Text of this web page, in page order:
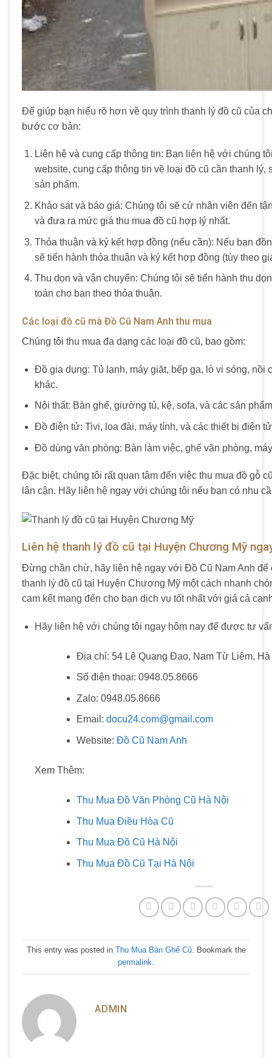
Để giúp bạn hiểu rõ hơn về quy trình thanh lý đồ cũ của
bước cơ bản:
Liên hệ và cung cấp thông tin: Bạn liên hệ với chúng
website, cung cấp thông tin về loại đồ cũ cần thanh lý,
sản phẩm.
Khảo sát và báo giá: Chúng tôi sẽ cử nhân viên đến
và đưa ra mức giá thu mua đồ cũ hợp lý nhất.
Thỏa thuận và ký kết hợp đồng (nếu cần): Nếu bạn
sẽ tiến hành thỏa thuận và ký kết hợp đồng (tùy theo
Thu dọn và vận chuyển: Chúng tôi sẽ tiến hành thu
toán cho bạn theo thỏa thuận.
Các loại đồ cũ mà Đồ Cũ Nam Anh thu mua
Chúng tôi thu mua đa dạng các loại đồ cũ, bao gồm:
Đồ gia dụng: Tủ lạnh, máy giặt, bếp ga, lò vi sóng, nồi
khác.
Nội thất: Bàn ghế, giường tủ, kệ, sofa, và các sản
Đồ điện tử: Tivi, loa đài, máy tính, và các thiết bị điện
Đồ dùng văn phòng: Bàn làm việc, ghế văn phòng,
Đặc biệt, chúng tôi rất quan tâm đến việc thu mua đồ gỗ
lân cận. Hãy liên hệ ngay với chúng tôi nếu bạn có nhu
Liên hệ thanh lý đồ cũ tại Huyện Chương Mỹ
Đừng chần chừ, hãy liên hệ ngay với Đồ Cũ Nam Anh
thanh lý đồ cũ tại Huyện Chương Mỹ một cách nhanh
cam kết mang đến cho bạn dịch vụ tốt nhất với giá cả
Hãy liên hệ với chúng tôi ngay hôm nay để được tư
Địa chỉ: 54 Lê Quang Đạo, Nam Từ Liêm, Hà
Số điện thoại: 0948.05.8666
Zalo: 0948.05.8666
Email: docu24.com@gmail.com
Website: Đồ Cũ Nam Anh
Xem Thêm:
Thu Mua Đồ Văn Phòng Cũ Hà Nội
Thu Mua Điều Hòa Cũ
Thu Mua Đồ Cũ Hà Nội
Thu Mua Đồ Cũ Tại Hà Nội
This entry was posted in Thu Mua Bàn Ghế Cũ. Bookmark the
permalink.
ADMIN